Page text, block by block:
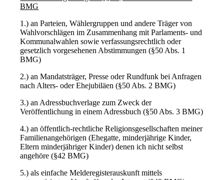
BMG
1.) an Parteien, Wählergruppen und andere Träger von
Wahlvorschlägen im Zusammenhang mit Parlaments- und
Kommunalwahlen sowie verfassungsrechtlich oder
gesetzlich vorgesehenen Abstimmungen (§50 Abs. 1
BMG)
2.) an Mandatsträger, Presse oder Rundfunk bei Anfragen
nach Alters- oder Ehejubiläen (§50 Abs. 2 BMG)
3.) an Adressbuchverlage zum Zweck der
Veröffentlichung in einem Adressbuch (§50 Abs. 3 BMG)
4.) an öffentlich-rechtliche Religionsgesellschaften meiner
Familienangehörigen (Ehegatte, minderjährige Kinder,
Eltern minderjähriger Kinder) denen ich nicht selbst
angehöre (§42 BMG)
5.) als einfache Melderegisterauskunft mittels